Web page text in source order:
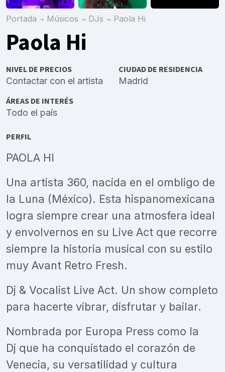
Portada Músicos DJs Paola Hi
Paola Hi
NIVEL DE PRECIOS
Contactar con el artista
CIUDAD DE RESIDENCIA
Madrid
ÁREAS DE INTERÉS
Todo el país
PERFIL
PAOLA HI
Una artista 360, nacida en el ombligo de
la Luna (México). Esta hispanomexicana
logra siempre crear una atmosfera ideal
y envolvernos en su Live Act que recorre
siempre la historia musical con su estilo
muy Avant Retro Fresh.
Dj & Vocalist Live Act. Un show completo
para hacerte vibrar, disfrutar y bailar.
Nombrada por Europa Press como la
Dj que ha conquistado el corazón de
Venecia, su versatilidad y cultura